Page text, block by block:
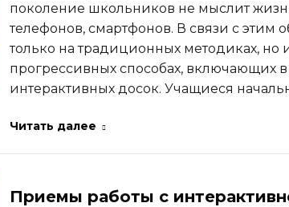
поколение школьников не мыслит
телефонов, смартфонов. В связи с этим
только на традиционных методиках, но
прогрессивных способах, включающих
интерактивных досок. Учащиеся
Читать далее
Приемы работы с